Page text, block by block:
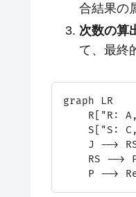
合結果の
次数の算
て、最終
graph LR
R["R: A,
S["S:
J -->
RS -->